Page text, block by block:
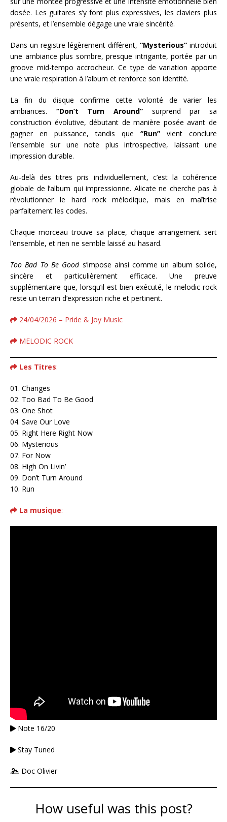
dosée. Les guitares s’y font plus expressives, les claviers plus
présents, et l’ensemble dégage une vraie sincérité.
Dans un registre légèrement différent, “Mysterious” introduit
une ambiance plus sombre, presque intrigante, portée par un
groove mid-tempo accrocheur. Ce type de variation apporte
une vraie respiration à l’album et renforce son identité.
La fin du disque confirme cette volonté de varier les
ambiances. “Don’t Turn Around” surprend par sa
construction évolutive, débutant de manière posée avant de
gagner en puissance, tandis que “Run” vient conclure
l’ensemble sur une note plus introspective, laissant une
impression durable.
Au-delà des titres pris individuellement, c’est la cohérence
globale de l’album qui impressionne. Alicate ne cherche pas à
révolutionner le hard rock mélodique, mais en maîtrise
parfaitement les codes.
Chaque morceau trouve sa place, chaque arrangement sert
l’ensemble, et rien ne semble laissé au hasard.
Too Bad To Be Goods’impose ainsi comme un album solide,
sincère et particulièrement efficace. Une preuve
supplémentaire que, lorsqu’il est bien exécuté, le melodic rock
reste un terrain d’expression riche et pertinent.
24/04/2026 – Pride & Joy Music
MELODIC ROCK
Les Titres:
01. Changes
02. Too Bad To Be Good
03. One Shot
04. Save Our Love
05. Right Here Right Now
06. Mysterious
07. For Now
08. High On Livin’
09. Don’t Turn Around
10. Run
La musique:
Note 16/20
Stay Tuned
Doc Olivier
How useful was this post?